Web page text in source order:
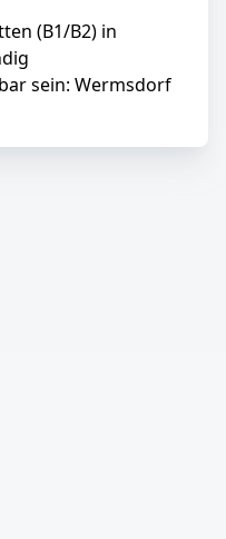
(B1/B2) in
sein: Wermsdorf